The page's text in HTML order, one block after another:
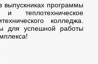
выпускниках программы
теплотехническое
колледжа.
для успешной работы